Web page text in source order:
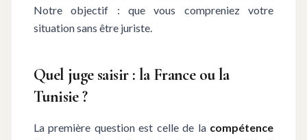
Notre objectif : que vous compreniez votre
situation sans être juriste.
Quel juge saisir : la France ou la
Tunisie ?
La première question est celle de la compétence